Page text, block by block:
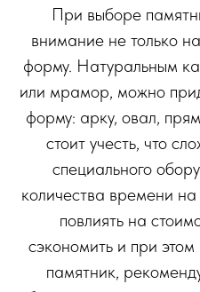
При выборе
внимание не только
форму. Натуральным
или мрамор, можно
форму: арку, овал,
стоит учесть, что
специального
количества времени на
повлиять на
сэкономить и при этом
памятник,